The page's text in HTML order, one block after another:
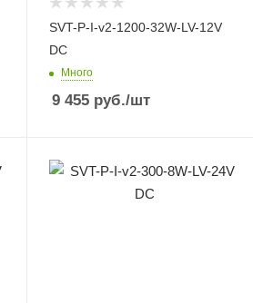
SVT-P-I-v2-1200-32W-LV-12V
DC
Много
9 455руб./шт